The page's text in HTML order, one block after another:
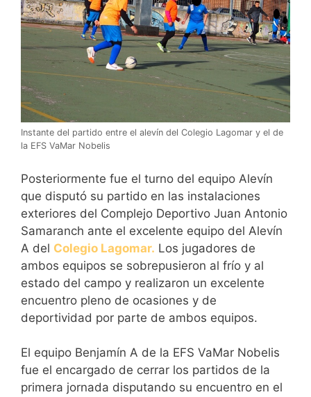
Instante del partido entre el alevín del Colegio Lagomar y el de
la EFS VaMar Nobelis
Posteriormente fue el turno del equipo Alevín
que disputó su partido en las instalaciones
exteriores del Complejo Deportivo Juan Antonio
Samaranch ante el excelente equipo del Alevín
A del Colegio Lagomar. Los jugadores de
ambos equipos se sobrepusieron al frío y al
estado del campo y realizaron un excelente
encuentro pleno de ocasiones y de
deportividad por parte de ambos equipos.
El equipo Benjamín A de la EFS VaMar Nobelis
fue el encargado de cerrar los partidos de la
primera jornada disputando su encuentro en el